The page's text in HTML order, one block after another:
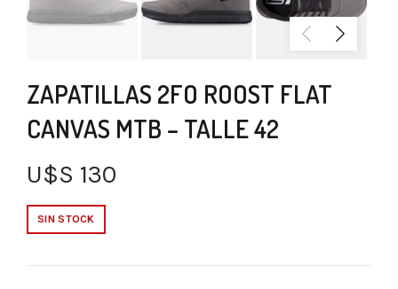
ZAPATILLAS 2FO ROOST FLAT
CANVAS MTB – TALLE 42
U$S 130
SIN STOCK